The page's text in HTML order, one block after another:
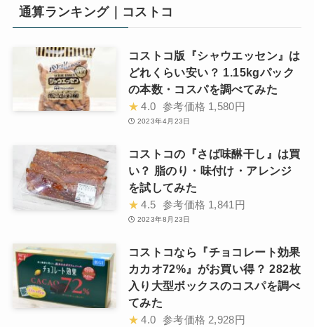
通算ランキング｜コストコ
コストコ版『シャウエッセン』は
どれくらい安い？ 1.15kgパック
の本数・コスパを調べてみた
★ 4.0 参考価格 1,580円
2023年4月23日
コストコの『さば味醂干し』は買
い？ 脂のり・味付け・アレンジ
を試してみた
★ 4.5 参考価格 1,841円
2023年8月23日
コストコなら『チョコレート効果
カカオ72%』がお買い得？ 282枚
入り大型ボックスのコスパを調べ
てみた
★ 4.0 参考価格 2,928円